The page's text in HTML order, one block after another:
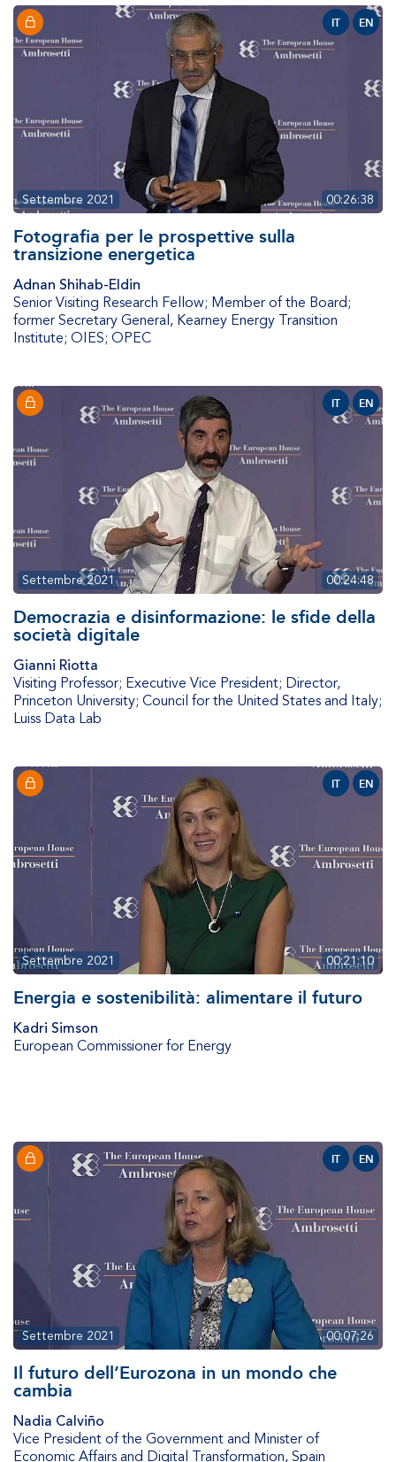
IT EN
00:26:38
Settembre 2021
Fotografia per le prospettive sulla
transizione energetica
Adnan Shihab-Eldin
Senior Visiting Research Fellow; Member of the Board;
former Secretary General, Kearney Energy Transition
Institute; OIES; OPEC
IT EN
00:24:48
Settembre 2021
Democrazia e disinformazione: le sfide della
società digitale
Gianni Riotta
Visiting Professor; Executive Vice President; Director,
Princeton University; Council for the United States and Italy;
Luiss Data Lab
IT EN
00:21:10
Settembre 2021
Energia e sostenibilità: alimentare il futuro
Kadri Simson
European Commissioner for Energy
IT EN
00:07:26
Settembre 2021
Il futuro dell’Eurozona in un mondo che
cambia
Nadia Calviño
Vice President of the Government and Minister of
Economic Affairs and Digital Transformation, Spain